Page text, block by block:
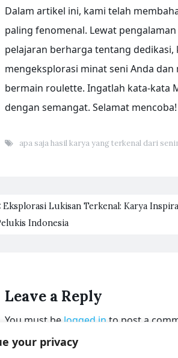
your privacy
Dalam artikel ini, kami telah
paling fenomenal. Lewat
pelajaran berharga tentang dedikasi,
mengeksplorasi minat seni Anda
bermain roulette. Ingatlah kata-kata
dengan semangat. Selamat mencoba!
apa saja hasil karya yang terkenal dari
Eksplorasi Lukisan Terkenal: Karya
Indonesia
Leave a Reply
You must be logged in to post a